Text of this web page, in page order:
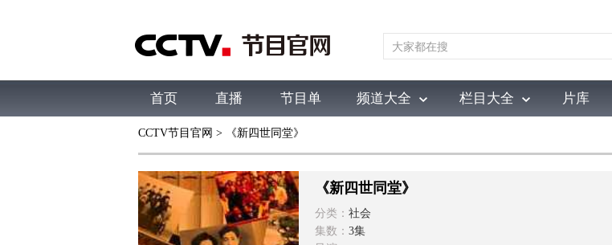
首页 直播 节目单 频道大全 栏目大全
综合 新闻 财经 综艺 中文国际
片库
CCTV节目官网 > 《新四世同堂》
《新四世同堂》
分类： 社会
集数： 3集